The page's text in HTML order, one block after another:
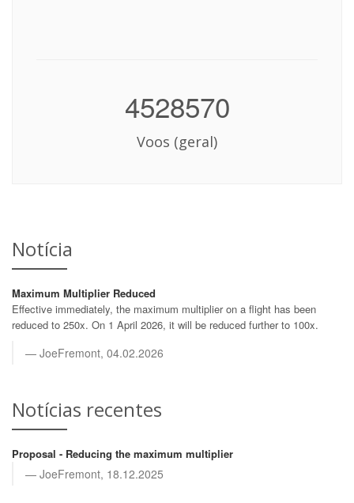
4528570
Voos (geral)
Notícia
Maximum Multiplier Reduced
Effective immediately, the maximum multiplier on a flight has been
reduced to 250x. On 1 April 2026, it will be reduced further to 100x.
JoeFremont, 04.02.2026
Notícias recentes
Proposal - Reducing the maximum multiplier
JoeFremont, 18.12.2025